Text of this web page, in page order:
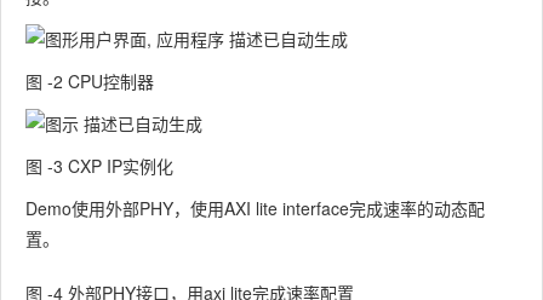
图 ‑2 CPU控制器
图 ‑3 CXP IP实例化
Demo使用外部PHY，使用AXI lite interface完成速率的动态配
置。
图 ‑4 外部PHY接口，用axi lite完成速率配置